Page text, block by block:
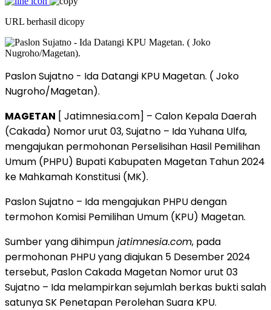
URL berhasil dicopy
Paslon Sujatno - Ida Datangi KPU Magetan. ( Joko
Nugroho/Magetan).
MAGETAN [ Jatimnesia.com] – Calon Kepala Daerah
(Cakada) Nomor urut 03, Sujatno – Ida Yuhana Ulfa,
mengajukan permohonan Perselisihan Hasil Pemilihan
Umum (PHPU) Bupati Kabupaten Magetan Tahun 2024
ke Mahkamah Konstitusi (MK).
Paslon Sujatno – Ida mengajukan PHPU dengan
termohon Komisi Pemilihan Umum (KPU) Magetan.
Sumber yang dihimpun jatimnesia.com, pada
permohonan PHPU yang diajukan 5 Desember 2024
tersebut, Paslon Cakada Magetan Nomor urut 03
Sujatno – Ida melampirkan sejumlah berkas bukti salah
satunya SK Penetapan Perolehan Suara KPU.